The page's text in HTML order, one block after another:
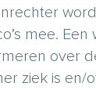
mee.
over
ziek is